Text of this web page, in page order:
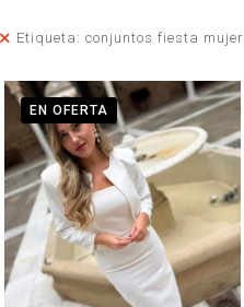
Etiqueta: conjuntos fiesta mujer
EN OFERTA